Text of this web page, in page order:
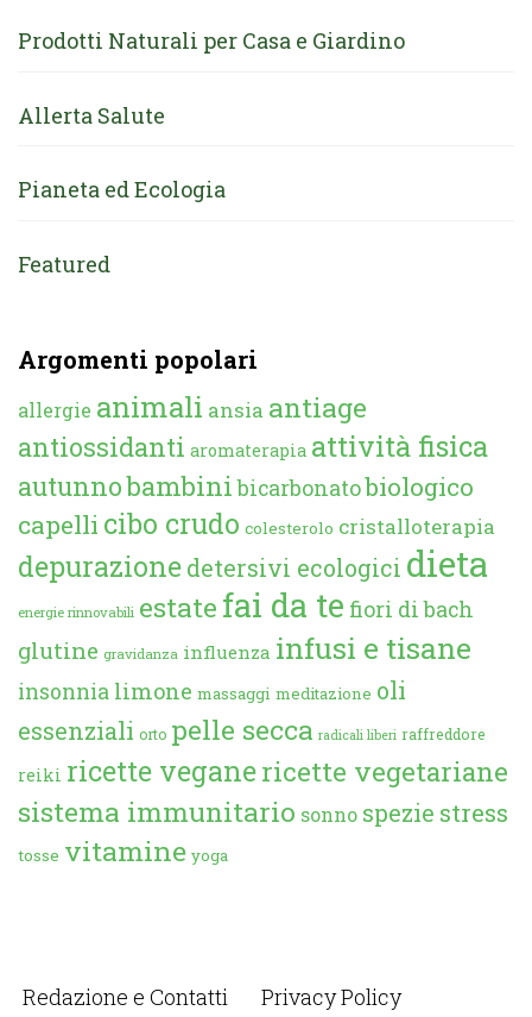
Prodotti Naturali per Casa e Giardino
Allerta Salute
Pianeta ed Ecologia
Featured
Argomenti popolari
allergie animali ansia antiage
antiossidanti aromaterapia attività fisica
autunnobambini bicarbonatobiologico
capelli cibo crudo colesterolo cristalloterapia
depurazione detersivi ecologici dieta
energie rinnovabili estate fai da te fiori di bach
glutine gravidanza influenza infusi e tisane
insonnia limone massaggi meditazione oli
essenziali orto pelle secca radicali liberi raffreddore
reiki ricette veganericette vegetariane
sistema immunitario sonno spezie stress
tosse vitamine yoga
Redazione e Contatti Privacy Policy